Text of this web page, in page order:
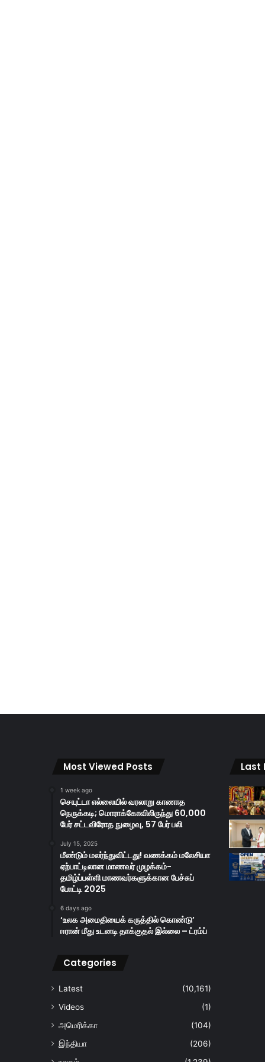
Most Viewed Posts
1 week ago
செயுட்டா எல்லையில் வரலாறு காணாத
நெருக்கடி; மொராக்கோவிலிருந்து 60,000
பேர் சட்டவிரோத நுழைவு, 57 பேர் பலி
July 15, 2025
மீண்டும் மலர்ந்துவிட்டது! வணக்கம் மலேசியா
ஏற்பாட்டிலான மாணவர் முழக்கம்-
தமிழ்ப்பள்ளி மாணவர்களுக்கான பேச்சுப்
போட்டி 2025
6 days ago
‘உலக அமைதியைக் கருத்தில் கொண்டு’
ஈரான் மீது உடனடி தாக்குதல் இல்லை – ட்ரம்ப்
Categories
Latest
(10,161)
Videos
(1)
அமெரிக்கா
(104)
இந்தியா
(206)
Last